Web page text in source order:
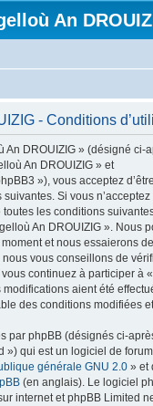
An
- Conditions
An DROUIZIG » (désigné ci-
An DROUIZIG » et
»), vous acceptez
Si vous n’acceptez
les conditions
An DROUIZIG ». Nous
et nous essaierons
vous conseillons de
continuez à participer à
modifications aient été
des conditions modifiées
par phpBB (désignés ci-
») qui est un logiciel de
générale GNU 2.0 » et
(en anglais). Le logiciel
internet et phpBB Limited